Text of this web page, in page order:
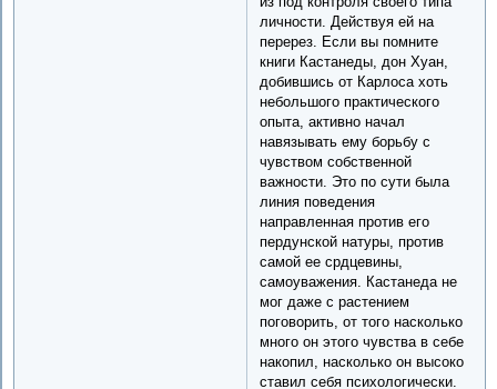
личности. Действуя ей на
перерез. Если вы помните
книги Кастанеды, дон Хуан,
добившись от Карлоса хоть
небольшого практического
опыта, активно начал
навязывать ему борьбу с
чувством собственной
важности. Это по сути была
линия поведения
направленная против его
пердунской натуры, против
самой ее срдцевины,
самоуважения. Кастанеда не
мог даже с растением
поговорить, от того насколько
много он этого чувства в себе
накопил, насколько он высоко
ставил себя психологически.